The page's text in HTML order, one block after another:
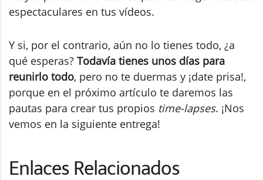
espectaculares en tus vídeos.
Y si, por el contrario, aún no lo tienes todo, ¿a
qué esperas? Todavía tienes unos días para
reunirlo todo, pero no te duermas y ¡date prisa!,
porque en el próximo artículo te daremos las
pautas para crear tus propios time-lapses. ¡Nos
vemos en la siguiente entrega!
Enlaces Relacionados